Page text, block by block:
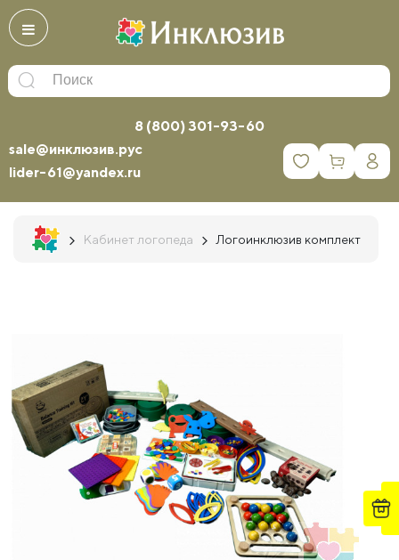
8 (800) 301-93-60
sale@инклюзив.рус
lider-61@yandex.ru
0
Кабинет логопеда Логоинклюзив комплект